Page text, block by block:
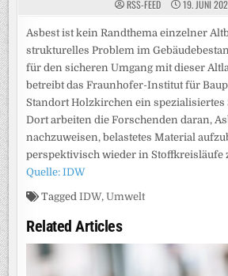
RSS-FEED 19. JUNI
Asbest ist kein Randthema einzelner
strukturelles Problem im
für den sicheren Umgang mit dieser
betreibt das Fraunhofer-Institut für
Standort Holzkirchen ein spezialisiertes
Dort arbeiten die Forschenden daran,
nachzuweisen, belastetes Material
perspektivisch wieder in Stoffkreisläufe
Quelle: IDW
TaggedIDW,Umwelt
Related Articles